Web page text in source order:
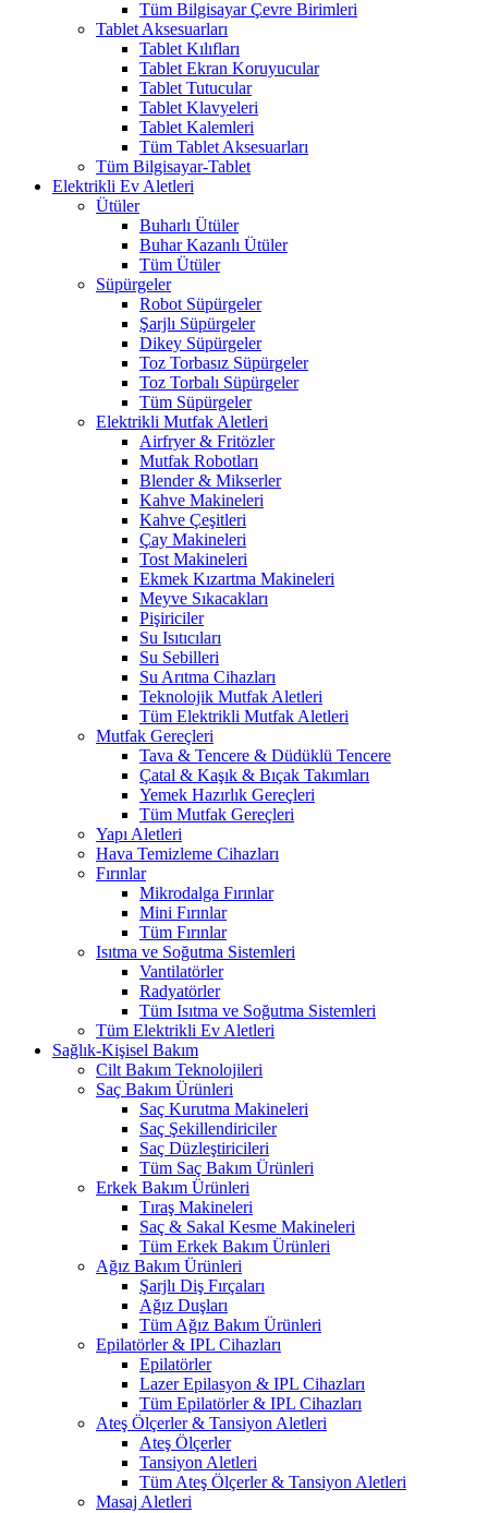
Tüm Bilgisayar Çevre Birimleri
Tablet Aksesuarları
Tablet Kılıfları
Tablet Ekran Koruyucular
Tablet Tutucular
Tablet Klavyeleri
Tablet Kalemleri
Tüm Tablet Aksesuarları
Tüm Bilgisayar-Tablet
Elektrikli Ev Aletleri
Ütüler
Buharlı Ütüler
Buhar Kazanlı Ütüler
Tüm Ütüler
Süpürgeler
Robot Süpürgeler
Şarjlı Süpürgeler
Dikey Süpürgeler
Toz Torbasız Süpürgeler
Toz Torbalı Süpürgeler
Tüm Süpürgeler
Elektrikli Mutfak Aletleri
Airfryer & Fritözler
Mutfak Robotları
Blender & Mikserler
Kahve Makineleri
Kahve Çeşitleri
Çay Makineleri
Tost Makineleri
Ekmek Kızartma Makineleri
Meyve Sıkacakları
Pişiriciler
Su Isıtıcıları
Su Sebilleri
Su Arıtma Cihazları
Teknolojik Mutfak Aletleri
Tüm Elektrikli Mutfak Aletleri
Mutfak Gereçleri
Tava & Tencere & Düdüklü Tencere
Çatal & Kaşık & Bıçak Takımları
Yemek Hazırlık Gereçleri
Tüm Mutfak Gereçleri
Yapı Aletleri
Hava Temizleme Cihazları
Fırınlar
Mikrodalga Fırınlar
Mini Fırınlar
Tüm Fırınlar
Isıtma ve Soğutma Sistemleri
Vantilatörler
Radyatörler
Tüm Isıtma ve Soğutma Sistemleri
Tüm Elektrikli Ev Aletleri
Sağlık-Kişisel Bakım
Cilt Bakım Teknolojileri
Saç Bakım Ürünleri
Saç Kurutma Makineleri
Saç Şekillendiriciler
Saç Düzleştiricileri
Tüm Saç Bakım Ürünleri
Erkek Bakım Ürünleri
Tıraş Makineleri
Saç & Sakal Kesme Makineleri
Tüm Erkek Bakım Ürünleri
Ağız Bakım Ürünleri
Şarjlı Diş Fırçaları
Ağız Duşları
Tüm Ağız Bakım Ürünleri
Epilatörler & IPL Cihazları
Epilatörler
Lazer Epilasyon & IPL Cihazları
Tüm Epilatörler & IPL Cihazları
Ateş Ölçerler & Tansiyon Aletleri
Ateş Ölçerler
Tansiyon Aletleri
Tüm Ateş Ölçerler & Tansiyon Aletleri
Masaj Aletleri